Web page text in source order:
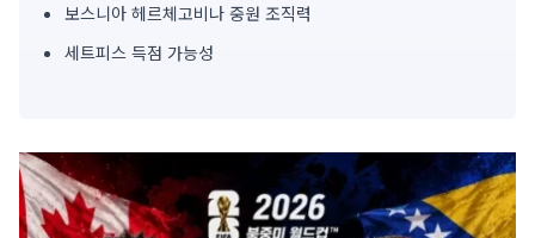
보스니아 헤르체고비나 중원 조직력
세트피스 득점 가능성